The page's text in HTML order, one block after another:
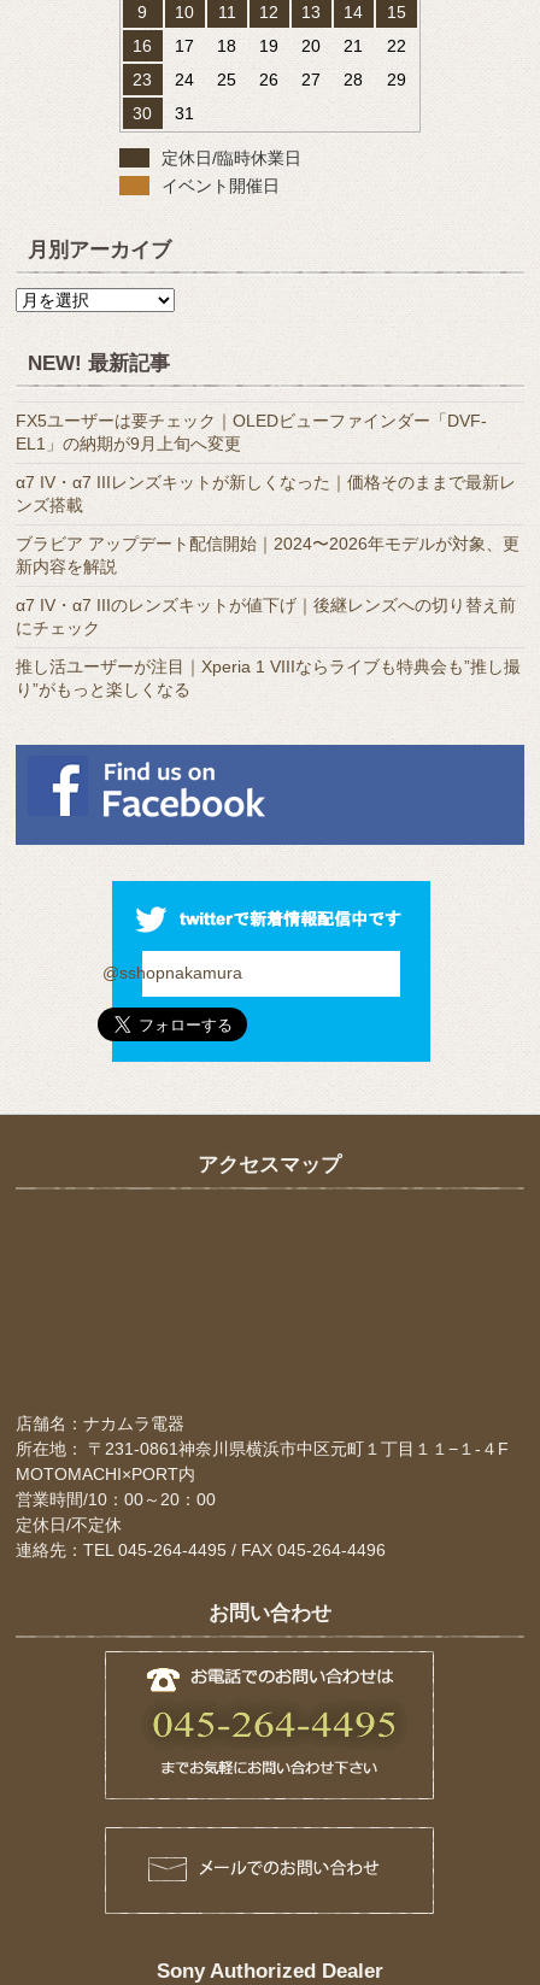
9
10 11 12 13 14
15
16
17 18 19 20 21
22
23
24 25 26 27 28
29
30
31
定休日/臨時休業日
イベント開催日
月別アーカイブ
月
ー
カ
イ
ブ
NEW! 最新記事
FX5ユーザーは要チェック｜OLEDビューファインダー「DVF-
EL1」の納期が9月上旬へ変更
α7 IV・α7 IIIレンズキットが新しくなった｜価格そのままで最新レ
ンズ搭載
ブラビア アップデート配信開始｜2024〜2026年モデルが対象、更
新内容を解説
α7 IV・α7 IIIのレンズキットが値下げ｜後継レンズへの切り替え前
にチェック
推し活ユーザーが注目｜Xperia 1 VIIIならライブも特典会も”推し撮
り”がもっと楽しくなる
@sshopnakamura
アクセスマップ
店舗名：ナカムラ電器
所在地： 〒231-0861神奈川県横浜市中区元町１丁目１１−１-４F
MOTOMACHI×PORT内
営業時間/10：00～20：00
定休日/不定休
連絡先：TEL 045-264-4495 / FAX 045-264-4496
お問い合わせ
Sony Authorized Dealer